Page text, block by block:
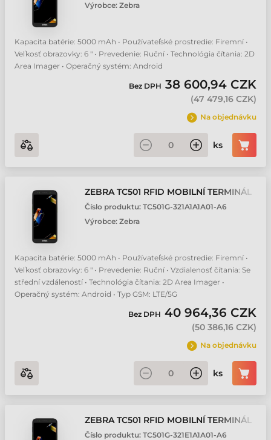
Výrobce: Zebra
Kapacita batérie: 5000 mAh • Používateľské prostredie: Firemní •
Veľkosť obrazovky: 6 " • Prevedenie: Ruční • Technológia čítania: 2D
Area Imager • Operačný systém: Android
Bez DPH 38 600,94 CZK
(47 479,16 CZK)
Na objednávku
ks
ZEBRA TC501 RFID MOBILNÍ TERMINÁL
Číslo produktu: TC501G-321A1A1A01-A6
Výrobce: Zebra
Kapacita batérie: 5000 mAh • Používateľské prostredie: Firemní •
Veľkosť obrazovky: 6 " • Prevedenie: Ruční • Vzdialenosť čítania: Se
střední vzdáleností • Technológia čítania: 2D Area Imager •
Operačný systém: Android • Typ GSM: LTE/5G
Bez DPH 40 964,36 CZK
(50 386,16 CZK)
Na objednávku
ks
ZEBRA TC501 RFID MOBILNÍ TERMINÁL
Číslo produktu: TC501G-321E1A1A01-A6